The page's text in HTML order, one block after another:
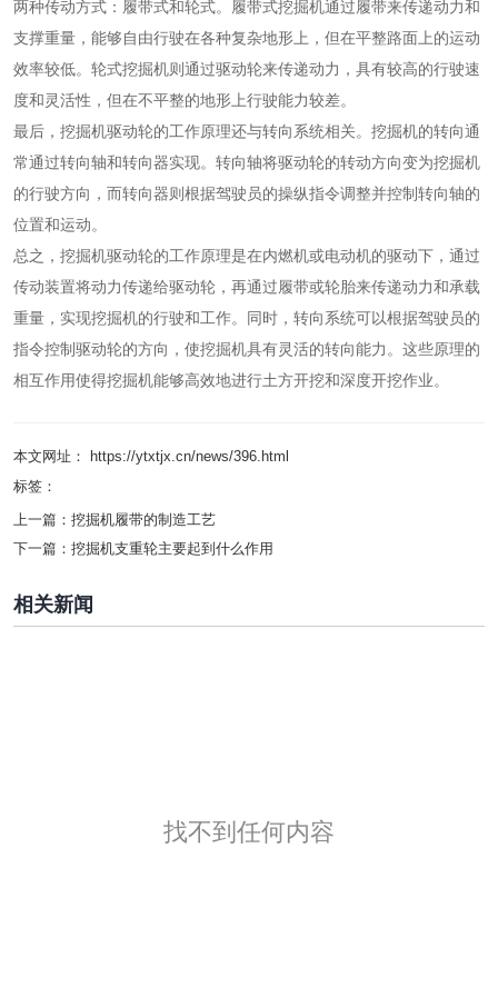
两种传动方式：履带式和轮式。履带式挖掘机通过履带来传递动力和
支撑重量，能够自由行驶在各种复杂地形上，但在平整路面上的运动
效率较低。轮式挖掘机则通过驱动轮来传递动力，具有较高的行驶速
度和灵活性，但在不平整的地形上行驶能力较差。
最后，挖掘机驱动轮的工作原理还与转向系统相关。挖掘机的转向通
常通过转向轴和转向器实现。转向轴将驱动轮的转动方向变为挖掘机
的行驶方向，而转向器则根据驾驶员的操纵指令调整并控制转向轴的
位置和运动。
总之，挖掘机驱动轮的工作原理是在内燃机或电动机的驱动下，通过
传动装置将动力传递给驱动轮，再通过履带或轮胎来传递动力和承载
重量，实现挖掘机的行驶和工作。同时，转向系统可以根据驾驶员的
指令控制驱动轮的方向，使挖掘机具有灵活的转向能力。这些原理的
相互作用使得挖掘机能够高效地进行土方开挖和深度开挖作业。
本文网址： https://ytxtjx.cn/news/396.html
标签：
上一篇： 挖掘机履带的制造工艺
下一篇： 挖掘机支重轮主要起到什么作用
相关新闻
找不到任何内容